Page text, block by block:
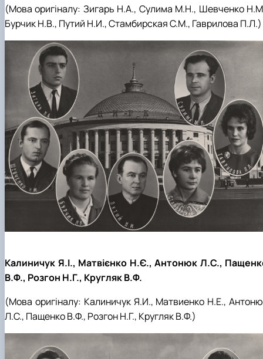
(Мова оригіналу: Зигарь Н.А., Сулима М.Н., Шевченко
Бурчик Н.В., Путий Н.И., Стамбирская С.М., Гаврилова П.Л. )
Калиничук Я.І., Матвієнко Н.Є., Антонюк Л.С.,
В.Ф., Розгон Н.Г., Кругляк В.Ф.
(Мова оригіналу: КалиничукЯ.И., Матвиенко Н.Е.,
Л.С., Пащенко В.Ф., Розгон Н.Г., Кругляк В.Ф.)